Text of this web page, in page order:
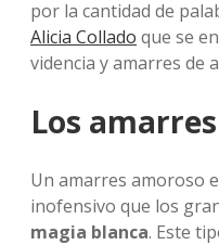
por la cantidad de
Alicia Collado que se
videncia y amarres de
Los
Un amarres amoroso
inofensivo que los
magia blanca. Este